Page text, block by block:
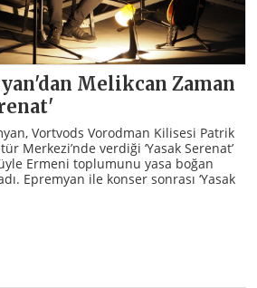
Melikcan Zaman
Vortvods Vorodman Kilisesi Patrik
Merkezi’nde verdiği ‘Yasak Serenat’
Ermeni toplumunu yasa boğan
Epremyan ile konser sonrası ‘Yasak